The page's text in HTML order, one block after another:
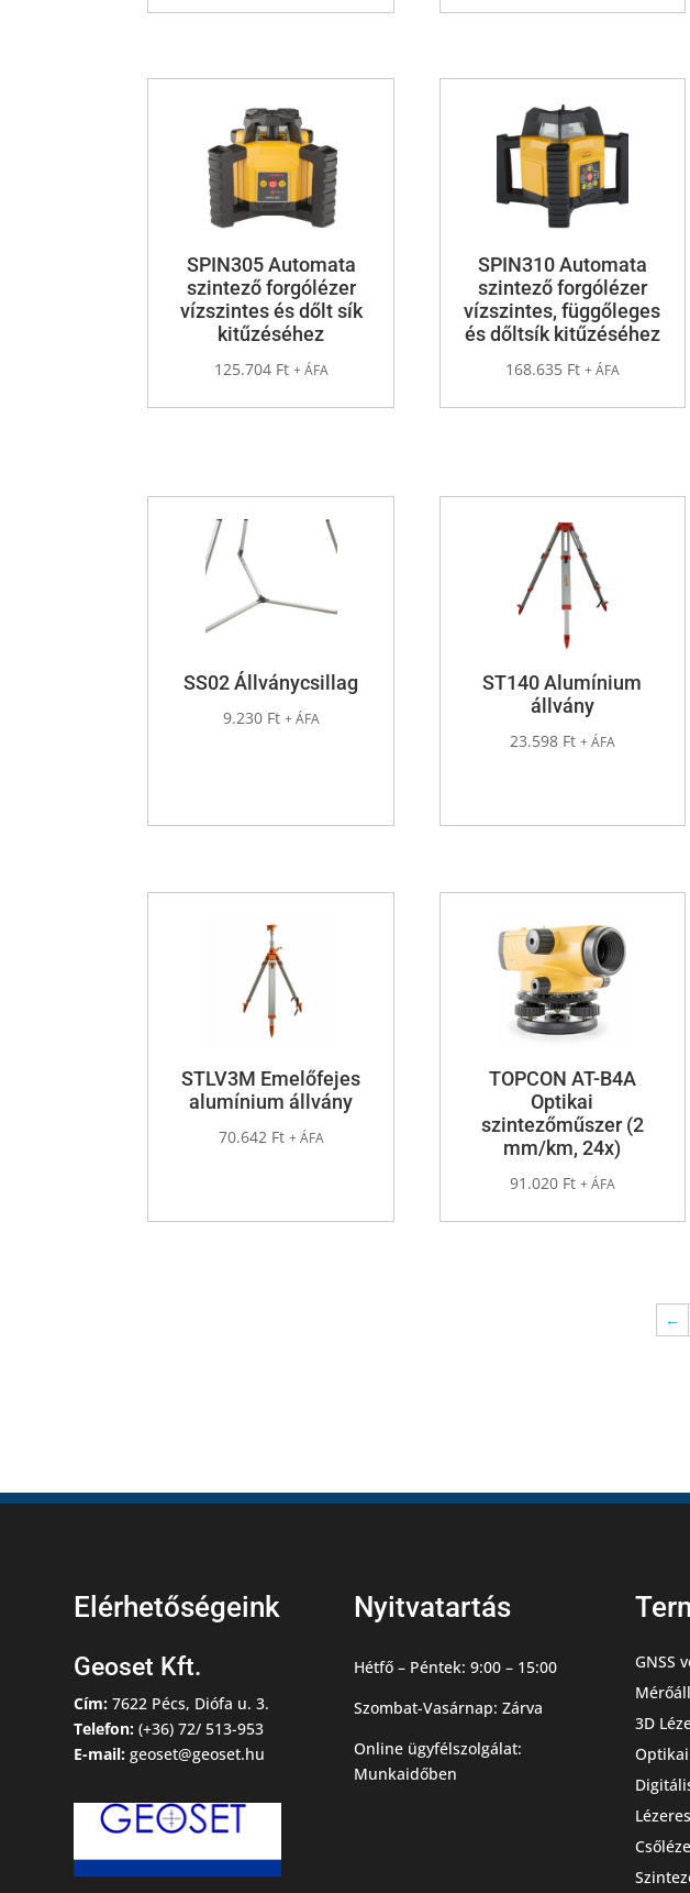
SPIN305 Automata
szintező forgólézer
vízszintes és dőlt sík
kitűzéséhez
125.704 Ft + ÁFA
SPIN310 Automata
szintező forgólézer
vízszintes, függőleges
és dőltsík kitűzéséhez
168.635 Ft + ÁFA
SS02 Állványcsillag
9.230 Ft + ÁFA
ST140 Alumínium
állvány
23.598 Ft + ÁFA
STLV3M Emelőfejes
alumínium állvány
70.642 Ft + ÁFA
TOPCON AT-B4A
Optikai
szintezőműszer (2
mm/km, 24x)
91.020 Ft + ÁFA
←
Elérhetőségeink
Geoset Kft.
Cím: 7622 Pécs, Diófa u. 3.
Telefon: (+36) 72/ 513-953
E-mail: geoset@geoset.hu
Nyitvatartás
Hétfő – Péntek: 9:00 – 15:00
Szombat-Vasárnap: Zárva
Online ügyfélszolgálat:
Munkaidőben
GNSS
3D